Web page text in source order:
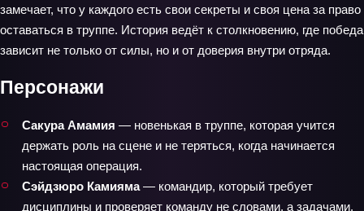
замечает, что у каждого есть свои секреты и своя цена за право
оставаться в труппе. История ведёт к столкновению, где победа
зависит не только от силы, но и от доверия внутри отряда.
Персонажи
Сакура Амамия — новенькая в труппе, которая учится
держать роль на сцене и не теряться, когда начинается
настоящая операция.
Сэйдзюро Камияма— командир, который требует
дисциплины и проверяет команду не словами, а задачами.